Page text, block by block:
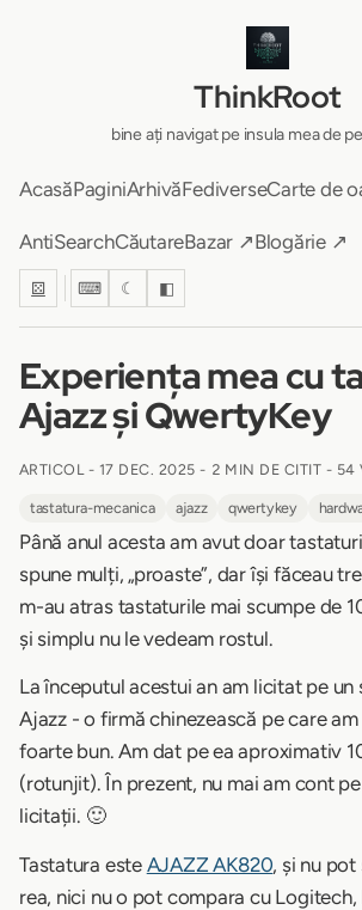
ThinkRoot
bine ați navigat pe insula mea de
AcasăPaginiArhivăFediverseCarte de
AntiSearchCăutareBazar ↗Blogărie ↗
⚄ ⌨ ☾ ◧
Experiența mea cu
Ajazz și QwertyKey
ARTICOL - 17 DEC. 2025 - 2 MIN DE CITIT - 54
tastatura-mecanica ajazz qwertykey
Până anul acesta am avut doar
spune mulți, „proaste”, dar își făceau
m-au atras tastaturile mai scumpe de
și simplu nu le vedeam rostul.
La începutul acestui an am licitat pe
Ajazz - o firmă chinezească pe care
foarte bun. Am dat pe ea aproximativ
(rotunjit). În prezent, nu mai am cont
licitații. 🙂
Tastatura este AJAZZ AK820, și nu pot
rea, nici nu o pot compara cu Logitech,